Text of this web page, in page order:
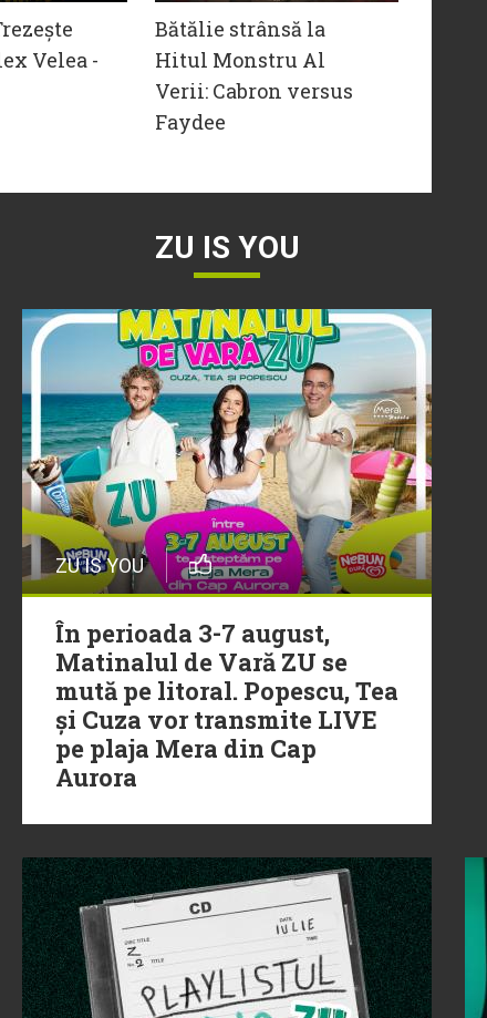
Velea -
Bătălie strânsă la
Hitul Monstru Al
Verii: Cabron versus
Faydee
ZU IS YOU
ZU IS YOU
În perioada 3-7 august,
Matinalul de Vară ZU se
mută pe litoral. Popescu, Tea
și Cuza vor transmite LIVE
pe plaja Mera din Cap
Aurora